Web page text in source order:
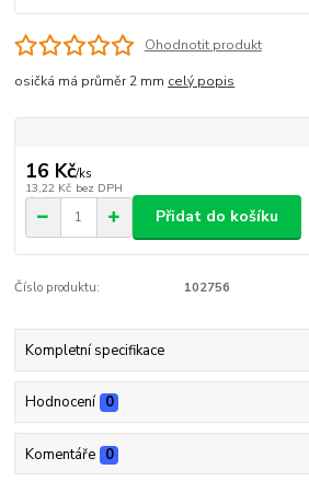
Ohodnotit produkt
osičká má průměr 2 mm celý popis
16 Kč/ks
13,22 Kč bez DPH
Přidat do košíku
Číslo produktu: 102756
Kompletní specifikace
Hodnocení 0
Komentáře 0